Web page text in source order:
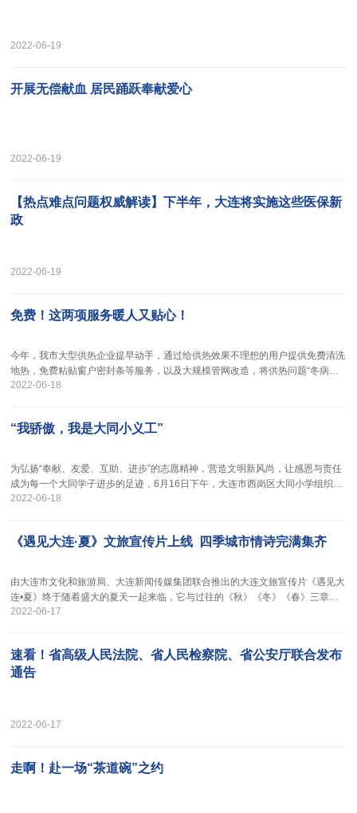
2022-06-19
开展无偿献血 居民踊跃奉献爱心
2022-06-19
【热点难点问题权威解读】下半年，大连将实施这些医保新
政
2022-06-19
免费！这两项服务暖人又贴心！
今年，我市大型供热企业提早动手，通过给供热效果不理想的用户提供免费清洗
地热，免费粘贴窗户密封条等服务，以及大规模管网改造，将供热问题“冬病夏
治”，让辖区用户暖人又暖心。
2022-06-18
“我骄傲，我是大同小义工”
为弘扬“奉献、友爱、互助、进步”的志愿精神，营造文明新风尚，让感恩与责任
成为每一个大同学子进步的足迹，6月16日下午，大连市西岗区大同小学组织五
年级全体师生，在校园体育馆举行了“我骄傲，我是大同小义工”义工礼活动。
2022-06-18
《遇见大连·夏》文旅宣传片上线 四季城市情诗完满集齐
由大连市文化和旅游局、大连新闻传媒集团联合推出的大连文旅宣传片《遇见大
连•夏》终于随着盛大的夏天一起来临，它与过往的《秋》《冬》《春》三章完
成了彼此约定的接力，献给大连的四季情诗到此完满集齐。
2022-06-17
速看！省高级人民法院、省人民检察院、省公安厅联合发布
通告
2022-06-17
走啊！赴一场“茶道碗”之约